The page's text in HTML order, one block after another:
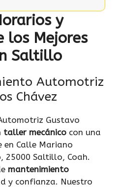
y
los Mejores
Saltillo
Automotriz
Chávez
Gustavo
taller mecánico con una
en Calle Mariano
25000 Saltillo, Coah.
mantenimiento
y confianza. Nuestro